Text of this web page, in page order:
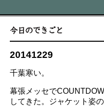
20141229
千葉寒い。
幕張メッセで
してきた。ジャケット姿